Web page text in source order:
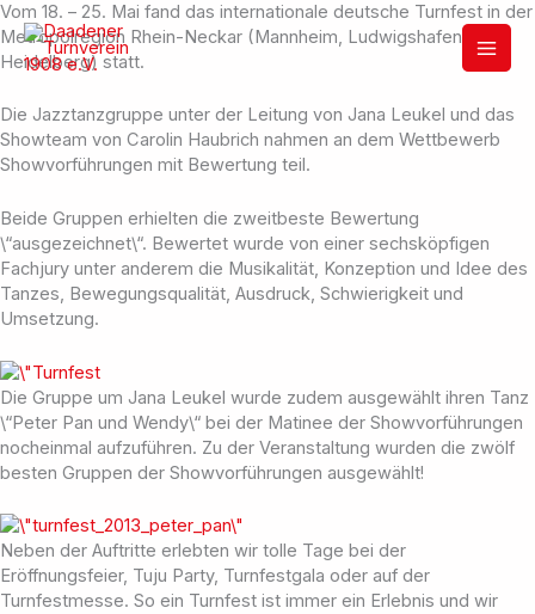
Zum
Inhalt
springen
Vom 18. – 25. Mai fand das internationale deutsche Turnfest in der
Metropolregion Rhein-Neckar (Mannheim, Ludwigshafen,
Heidelberg) statt.
Die Jazztanzgruppe unter der Leitung von Jana Leukel und das
Showteam von Carolin Haubrich nahmen an dem Wettbewerb
Showvorführungen mit Bewertung teil.
Beide Gruppen erhielten die zweitbeste Bewertung
\“ausgezeichnet\“. Bewertet wurde von einer sechsköpfigen
Fachjury unter anderem die Musikalität, Konzeption und Idee des
Tanzes, Bewegungsqualität, Ausdruck, Schwierigkeit und
Umsetzung.
Die Gruppe um Jana Leukel wurde zudem ausgewählt ihren Tanz
\“Peter Pan und Wendy\“ bei der Matinee der Showvorführungen
nocheinmal aufzuführen. Zu der Veranstaltung wurden die zwölf
besten Gruppen der Showvorführungen ausgewählt!
Neben der Auftritte erlebten wir tolle Tage bei der
Eröffnungsfeier, Tuju Party, Turnfestgala oder auf der
Turnfestmesse. So ein Turnfest ist immer ein Erlebnis und wir